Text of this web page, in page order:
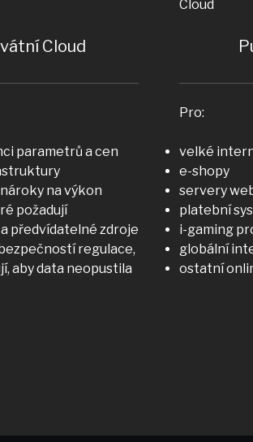
Cloud
parametrů a cen
na výkon
požadují
předvídatelné zdroje
regulace,
aby data neopustila
Pro:
velké
e-shopy
servery
platební
i-gaming
globální
ostatní